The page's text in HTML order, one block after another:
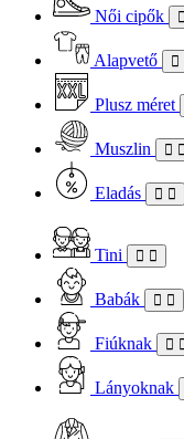
Női cipők
Alapvető
Plusz méret
Muszlin
Eladás
Tini
Babák
Fiúknak
Lányoknak